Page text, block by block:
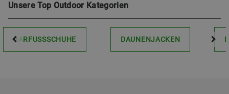
Unsere Top Outdoor Kategorien
BARFUSSSCHUHE DAUNENJACKEN